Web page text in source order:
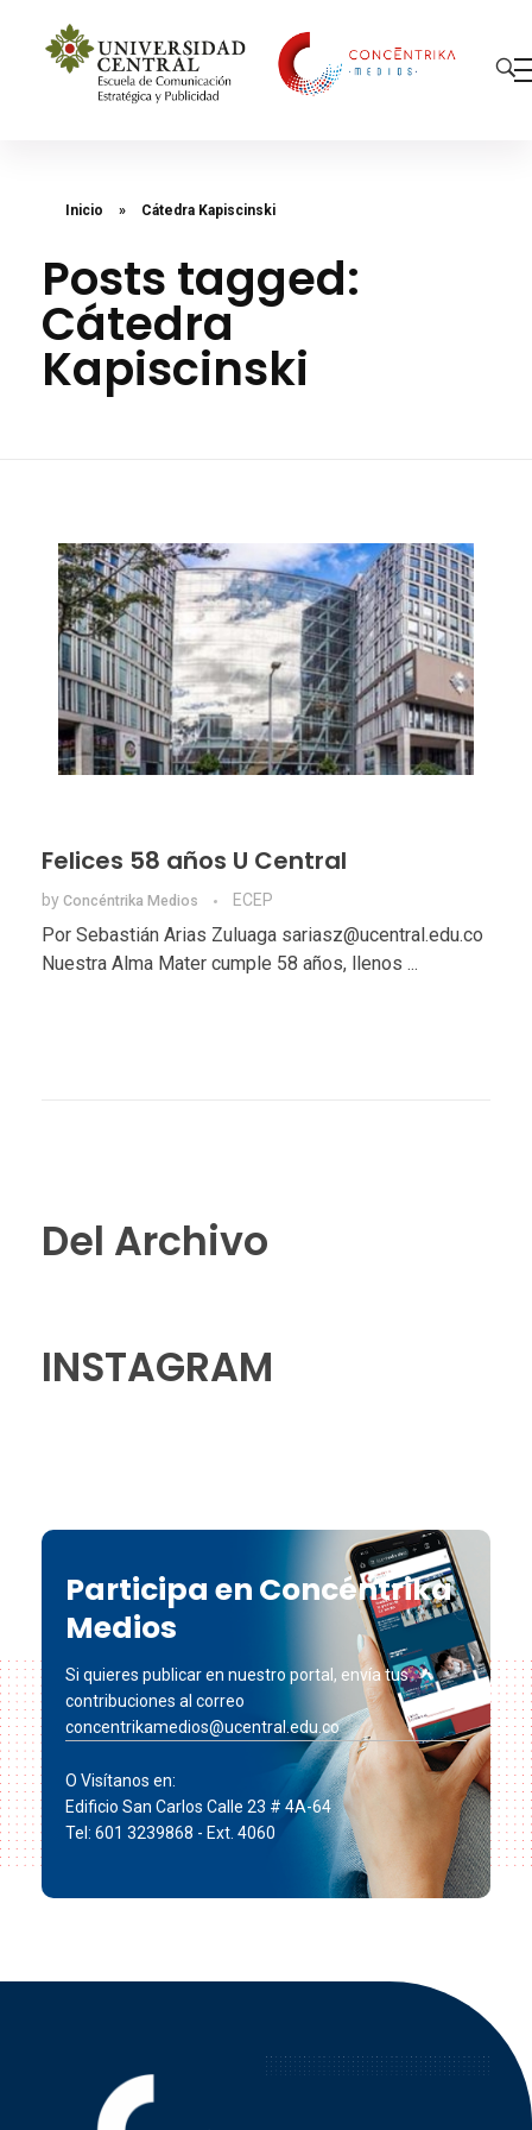
Inicio » Cátedra Kapiscinski
Posts tagged:
Cátedra
Kapiscinski
Felices 58 años U Central
by Concéntrika Medios ECEP
Por Sebastián Arias Zuluaga sariasz@ucentral.edu.co
Nuestra Alma Mater cumple 58 años, llenos ...
Del Archivo
INSTAGRAM
Participa en Concéntrika
Medios
Si quieres publicar en nuestro portal, envía tus
contribuciones al correo
concentrikamedios@ucentral.edu.co
O Visítanos en:
Edificio San Carlos Calle 23 # 4A-64
Tel: 601 3239868 - Ext. 4060